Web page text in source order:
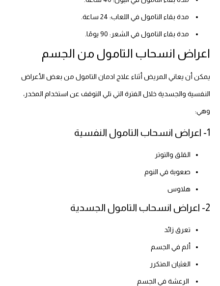
مدة بقاء التامول في اللعاب: 24 ساعة.
مدة بقاء التامول في الشعر: 90 يومًا.
اعراض انسحاب التامول من الجسم
يمكن أن يعاني المريض أثناء علاج ادمان التامول من بعض الأعراض
النفسية والجسدية خلال الفترة التي تلي التوقف عن استخدام المخدر،
وهي:
1- اعراض انسحاب التامول النفسية
القلق والتوتر
صعوبة في النوم
هلاوس
2- اعراض انسحاب التامول الجسدية
تعرق زائد
ألم في الجسم
الغثيان المتكرر
الرعشة في الجسم